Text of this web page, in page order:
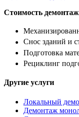
Стоимость
Снос зданий и
Подготовка
Рециклинг
Другие услуги
Локальный
Демонтаж